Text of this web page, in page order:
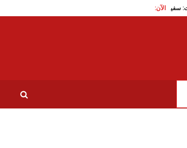
الآن:بنزرت: سفير اليابان في تونس يتابع المستوى التكنولوجي